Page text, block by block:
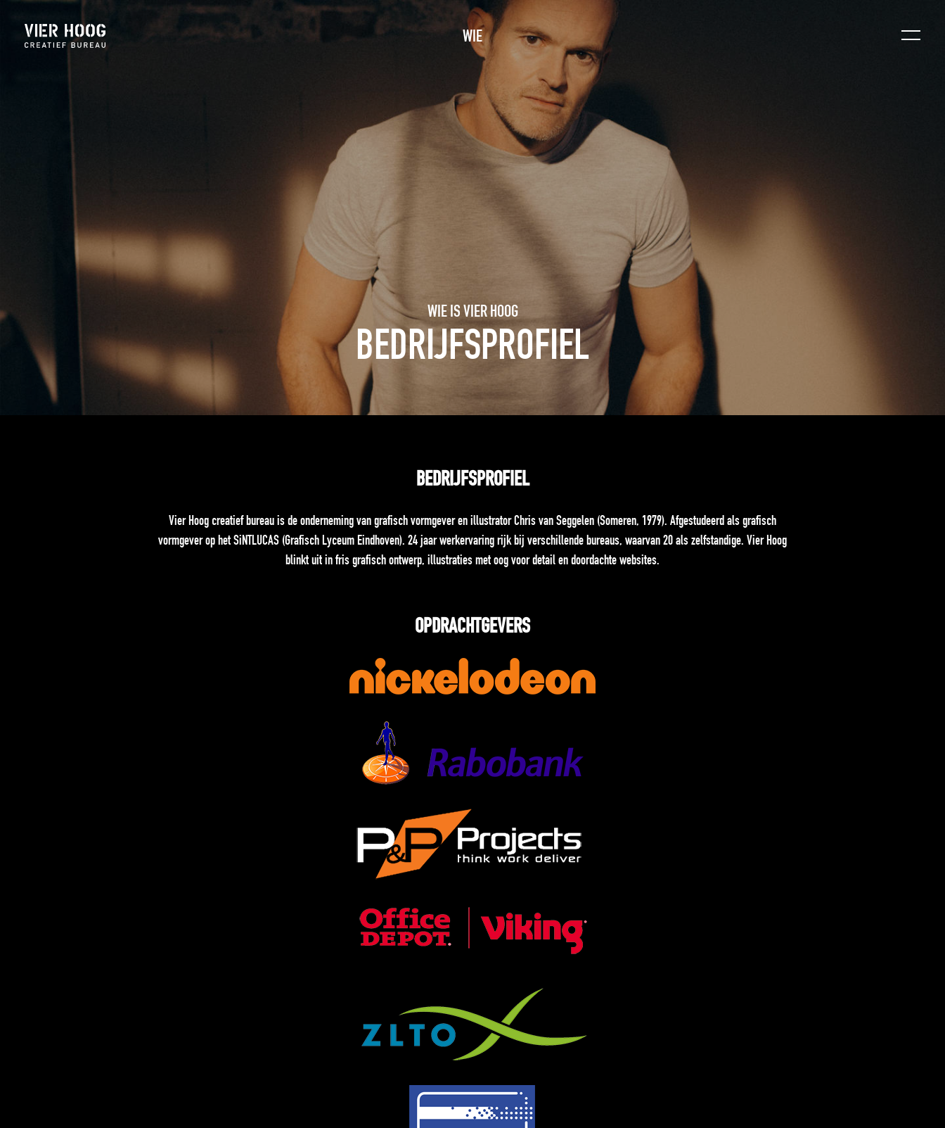
WIE
WIE IS VIER HOOG
BEDRIJFSPROFIEL
BEDRIJFSPROFIEL
Vier Hoog creatief bureau is de onderneming van grafisch vormgever en illustrator Chris van Seggelen (Someren, 1979). Afgestudeerd als grafisch
vormgever op het SiNTLUCAS (Grafisch Lyceum Eindhoven). 24 jaar werkervaring rijk bij verschillende bureaus, waarvan 20 als zelfstandige. Vier Hoog
blinkt uit in fris grafisch ontwerp, illustraties met oog voor detail en doordachte websites.
OPDRACHTGEVERS